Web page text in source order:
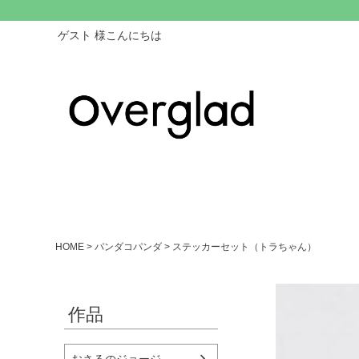
ゲスト 様こんにちは
HOME パンダコパンダ ステッカーセット（トラちゃん）
作品